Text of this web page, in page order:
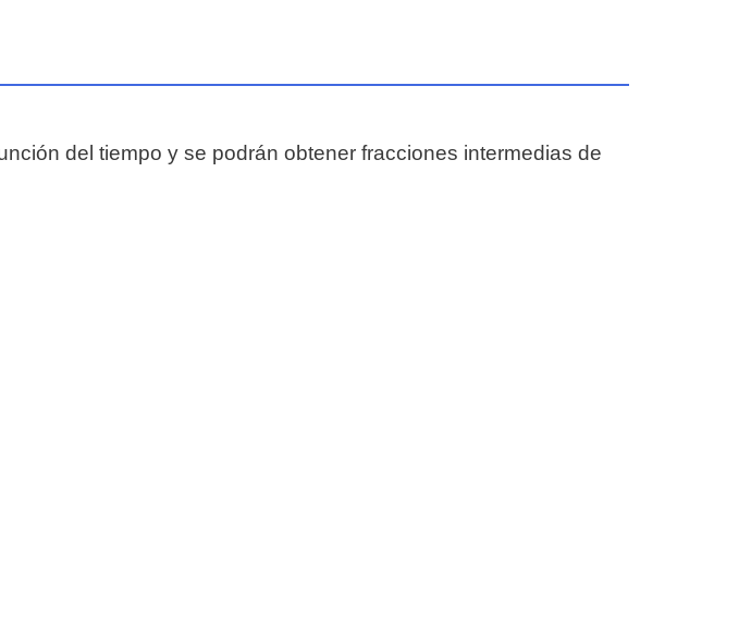
del tiempo y se podrán obtener fracciones intermedias de